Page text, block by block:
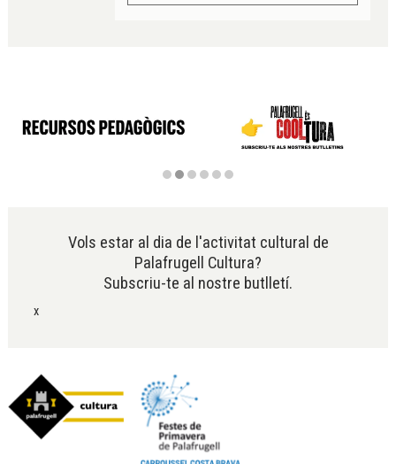
Vols estar al dia de l'activitat cultural de
Palafrugell Cultura?
Subscriu-te al nostre butlletí.
x